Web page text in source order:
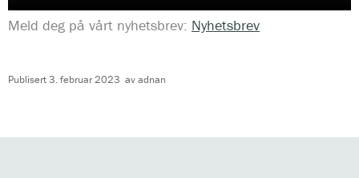
Meld deg på vårt nyhetsbrev: Nyhetsbrev
Publisert3. februar 2023 avadnan